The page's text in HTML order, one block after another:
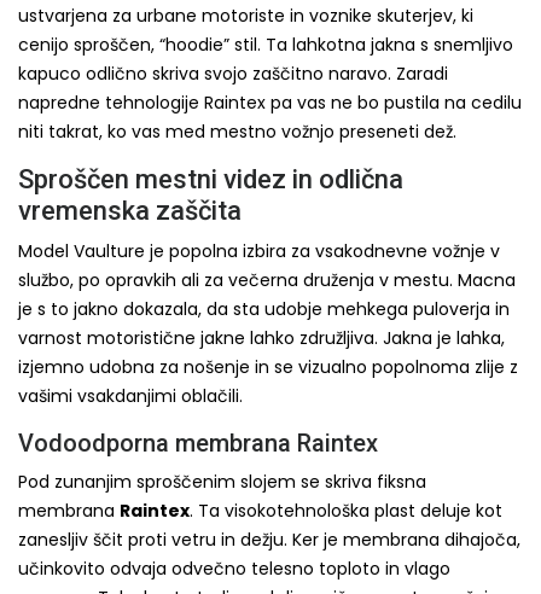
ustvarjena za urbane motoriste in voznike skuterjev, ki
cenijo sproščen, “hoodie” stil. Ta lahkotna jakna s snemljivo
kapuco odlično skriva svojo zaščitno naravo. Zaradi
napredne tehnologije Raintex pa vas ne bo pustila na cedilu
niti takrat, ko vas med mestno vožnjo preseneti dež.
Sproščen mestni videz in odlična
vremenska zaščita
Model Vaulture je popolna izbira za vsakodnevne vožnje v
službo, po opravkih ali za večerna druženja v mestu. Macna
je s to jakno dokazala, da sta udobje mehkega puloverja in
varnost motoristične jakne lahko združljiva. Jakna je lahka,
izjemno udobna za nošenje in se vizualno popolnoma zlije z
vašimi vsakdanjimi oblačili.
Vodoodporna membrana Raintex
Pod zunanjim sproščenim slojem se skriva fiksna
membrana Raintex. Ta visokotehnološka plast deluje kot
zanesljiv ščit proti vetru in dežju. Ker je membrana dihajoča,
učinkovito odvaja odvečno telesno toploto in vlago